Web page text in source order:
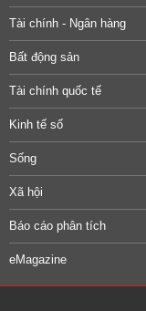
Tài chính - Ngân hàng
Bất động sản
Tài chính quốc tế
Kinh tế số
Sống
Xã hội
Báo cáo phân tích
eMagazine